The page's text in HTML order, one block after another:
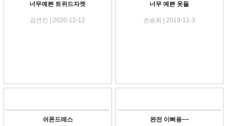
너무예쁜 트위드자켓
김연진 | 2020-12-12
너무 예쁜 옷들
손승희 | 2019-12-3
쉬폰드레스 완전 이뻐용~~